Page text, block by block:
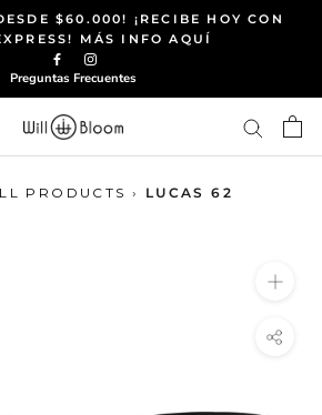
$60.000! ¡RECIBE HOY CON
MÁS INFO AQUÍ
Preguntas Frecuentes
PRODUCTS › LUCAS 62